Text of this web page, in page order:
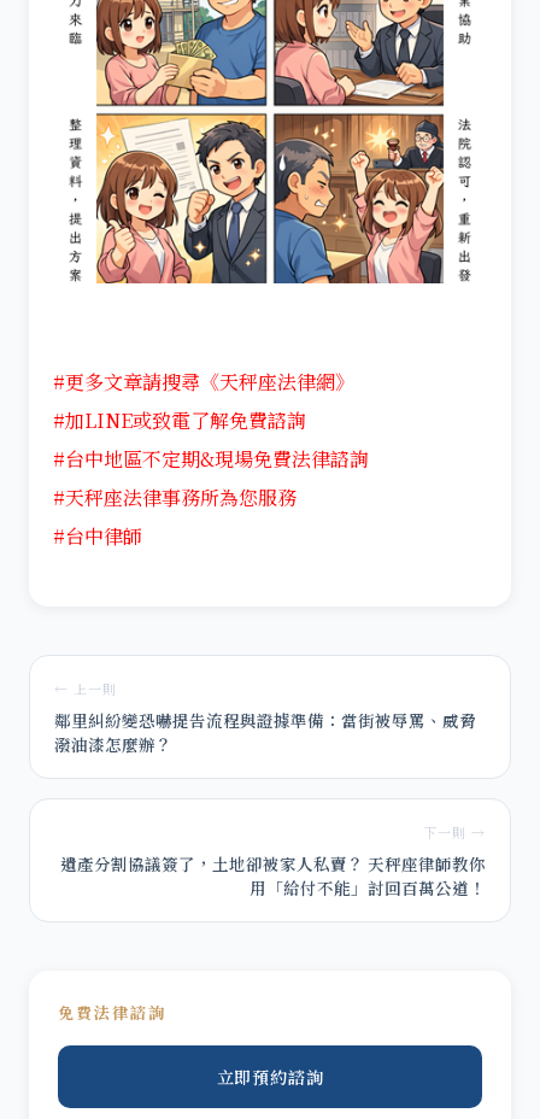
#更多文章請搜尋《天秤座法律網》
#加LINE或致電了解免費諮詢
#台中地區不定期&現場免費法律諮詢
#天秤座法律事務所為您服務
#台中律師
← 上一則
鄰里糾紛變恐嚇提告流程與證據準備：當街被辱罵、威脅
潑油漆怎麼辦？
下一則 →
遺產分割協議簽了，土地卻被家人私賣？ 天秤座律師教你
用「給付不能」討回百萬公道！
免費法律諮詢
立即預約諮詢